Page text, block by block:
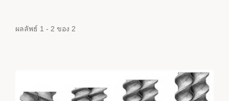
ผลลัพธ์ 1 - 2 ของ 2